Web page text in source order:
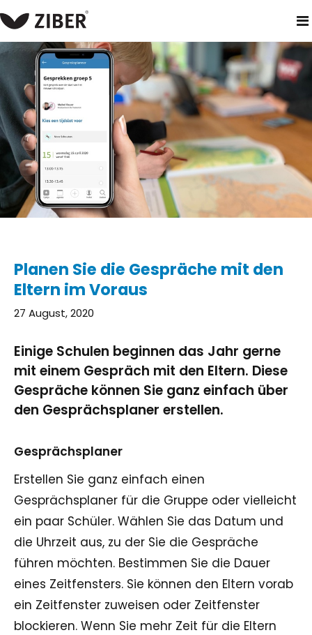
heim neuigkeiten planen sie die gespräche mit den eltern
Planen Sie die Gespräche mit den
Eltern im Voraus
27 August, 2020
Einige Schulen beginnen das Jahr gerne
mit einem Gespräch mit den Eltern. Diese
Gespräche können Sie ganz einfach über
den Gesprächsplaner erstellen.
Gesprächsplaner
Erstellen Sie ganz einfach einen
Gesprächsplaner für die Gruppe oder vielleicht
ein paar Schüler. Wählen Sie das Datum und
die Uhrzeit aus, zu der Sie die Gespräche
führen möchten. Bestimmen Sie die Dauer
eines Zeitfensters. Sie können den Eltern vorab
ein Zeitfenster zuweisen oder Zeitfenster
blockieren. Wenn Sie mehr Zeit für die Eltern